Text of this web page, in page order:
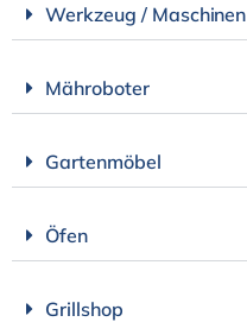
Werkzeug / Maschinen
Mähroboter
Gartenmöbel
Öfen
Grillshop